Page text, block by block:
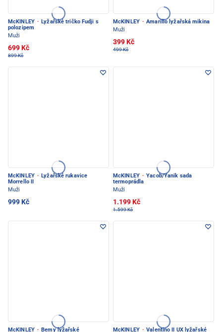
McKINLEY · Lyžařské tričko Fudji s
polozipem
Muži
699 Kč
899 Kč
McKINLEY · Amarillo lyžařská mikina
Muži
399 Kč
499 Kč
McKINLEY · Lyžařské rukavice
Morrello II
Muži
999 Kč
McKINLEY · Yacob/Yanik sada
termoprádla
Muži
1.199 Kč
1.599 Kč
McKINLEY · Bemy lyžařské McKINLEY · Valentino II UX lyžařské